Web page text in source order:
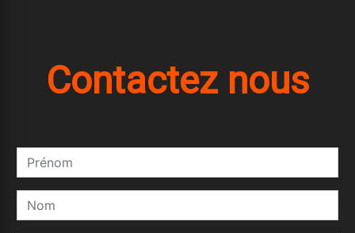
Contactez nous